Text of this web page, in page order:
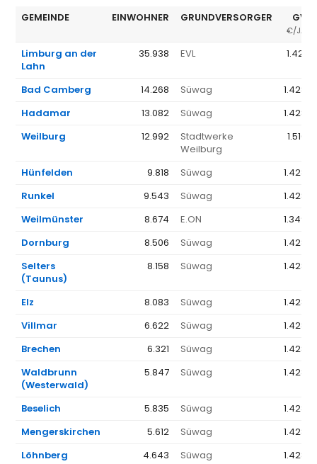
GEMEINDE EINWOHNER GRUNDVERSORGER GV Ø
€/JAHR
Limburg an der
Lahn
35.938 EVL 1.421 €
Bad Camberg 14.268 Süwag
1.428 €
Hadamar
13.082 Süwag
1.428 €
Weilburg
12.992
Stadtwerke
Weilburg
1.510 €
Hünfelden 9.818 Süwag
1.428 €
Runkel
9.543 Süwag
1.428 €
Weilmünster
8.674 E.ON
1.349 €
Dornburg
8.506 Süwag
1.428 €
Selters
(Taunus)
8.158 Süwag 1.428 €
Elz 8.083 Süwag
1.428 €
Villmar
6.622 Süwag
1.428 €
Brechen
6.321 Süwag
1.428 €
Waldbrunn
(Westerwald)
5.847 Süwag 1.428 €
Beselich 5.835 Süwag
1.428 €
Mengerskirchen
5.612 Süwag
1.428 €
Löhnberg
4.643 Süwag
1.428 €